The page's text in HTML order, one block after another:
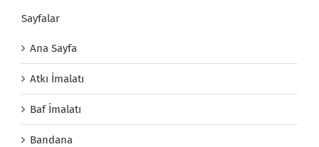
Sayfalar
Ana Sayfa
Atkı İmalatı
Baf İmalatı
Bandana